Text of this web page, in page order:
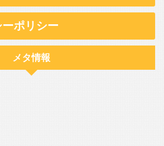
ポリシー
メタ情報